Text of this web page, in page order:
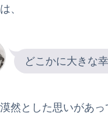
、
どこかに大きな
然とした思いがあっ